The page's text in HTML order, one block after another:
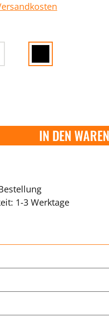
IN DEN
1-3 Werktage